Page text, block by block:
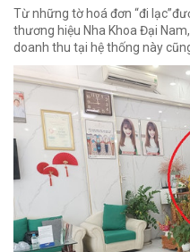
Từ những tờ hoá đơn “đi
thương hiệu Nha Khoa Đại
doanh thu tại hệ thống này